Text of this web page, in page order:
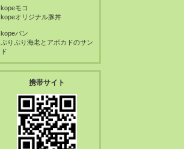
kopeモコ
kopeオリジナル豚丼
kopeパン
ぷりぷり海老とアボカドのサン
ド
携帯サイト